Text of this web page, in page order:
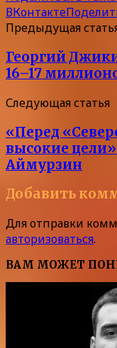
ВКонтакте
Предыдущая
Георгий
16–17
Следующая статья
«Перед
высокие
Аймурзин
Добавить
Для отправки
авторизоваться.
ВАМ МОЖЕТ